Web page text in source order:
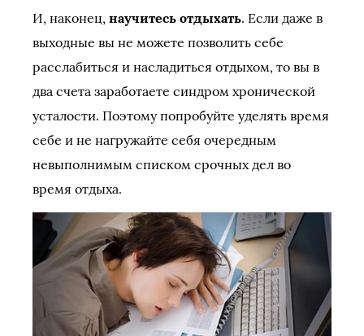
И, наконец, научитесь отдыхать. Если даже в
выходные вы не можете позволить себе
расслабиться и насладиться отдыхом, то вы в
два счета заработаете синдром хронической
усталости. Поэтому попробуйте уделять время
себе и не нагружайте себя очередным
невыполнимым списком срочных дел во
время отдыха.